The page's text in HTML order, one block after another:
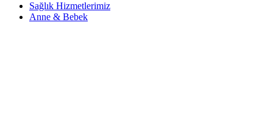
Sağlık Hizmetlerimiz
Anne & Bebek